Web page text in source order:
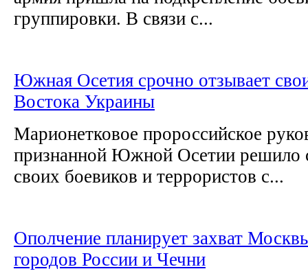
группировки. В связи с...
Южная Осетия срочно отзывает
Востока Украины
Марионетковое пророссийское
признанной Южной Осетии решило
своих боевиков и террористов с...
Ополчение планирует захват
городов России и Чечни